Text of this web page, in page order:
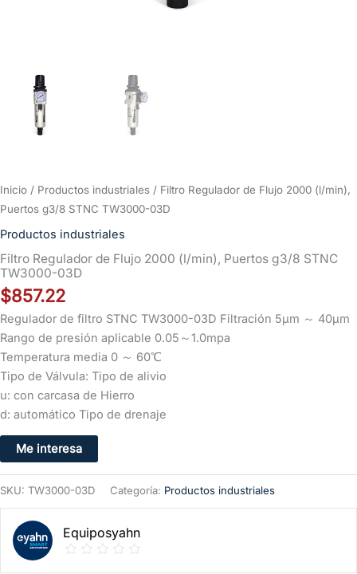
Inicio / Productos industriales / Filtro Regulador de Flujo 2000 (l/min),
Puertos g3/8 STNC TW3000-03D
Productos industriales
Filtro Regulador de Flujo 2000 (l/min), Puertos g3/8 STNC
TW3000-03D
$857.22
Regulador de filtro STNC TW3000-03D Filtración 5μm ～ 40μm
Rango de presión aplicable 0.05～1.0mpa
Temperatura media 0 ～ 60℃
Tipo de Válvula: Tipo de alivio
u: con carcasa de Hierro
d: automático Tipo de drenaje
Me interesa
SKU: TW3000-03D Categoría: Productos industriales
Equiposyahn